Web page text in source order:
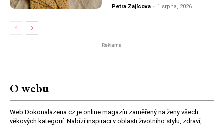
Petra Zajícova - 1 srpna, 2026
Reklama
O webu
Web Dokonalazena.cz je online magazín zaměřený na ženy všech
věkových kategorií. Nabízí inspiraci v oblasti životního stylu, zdraví,